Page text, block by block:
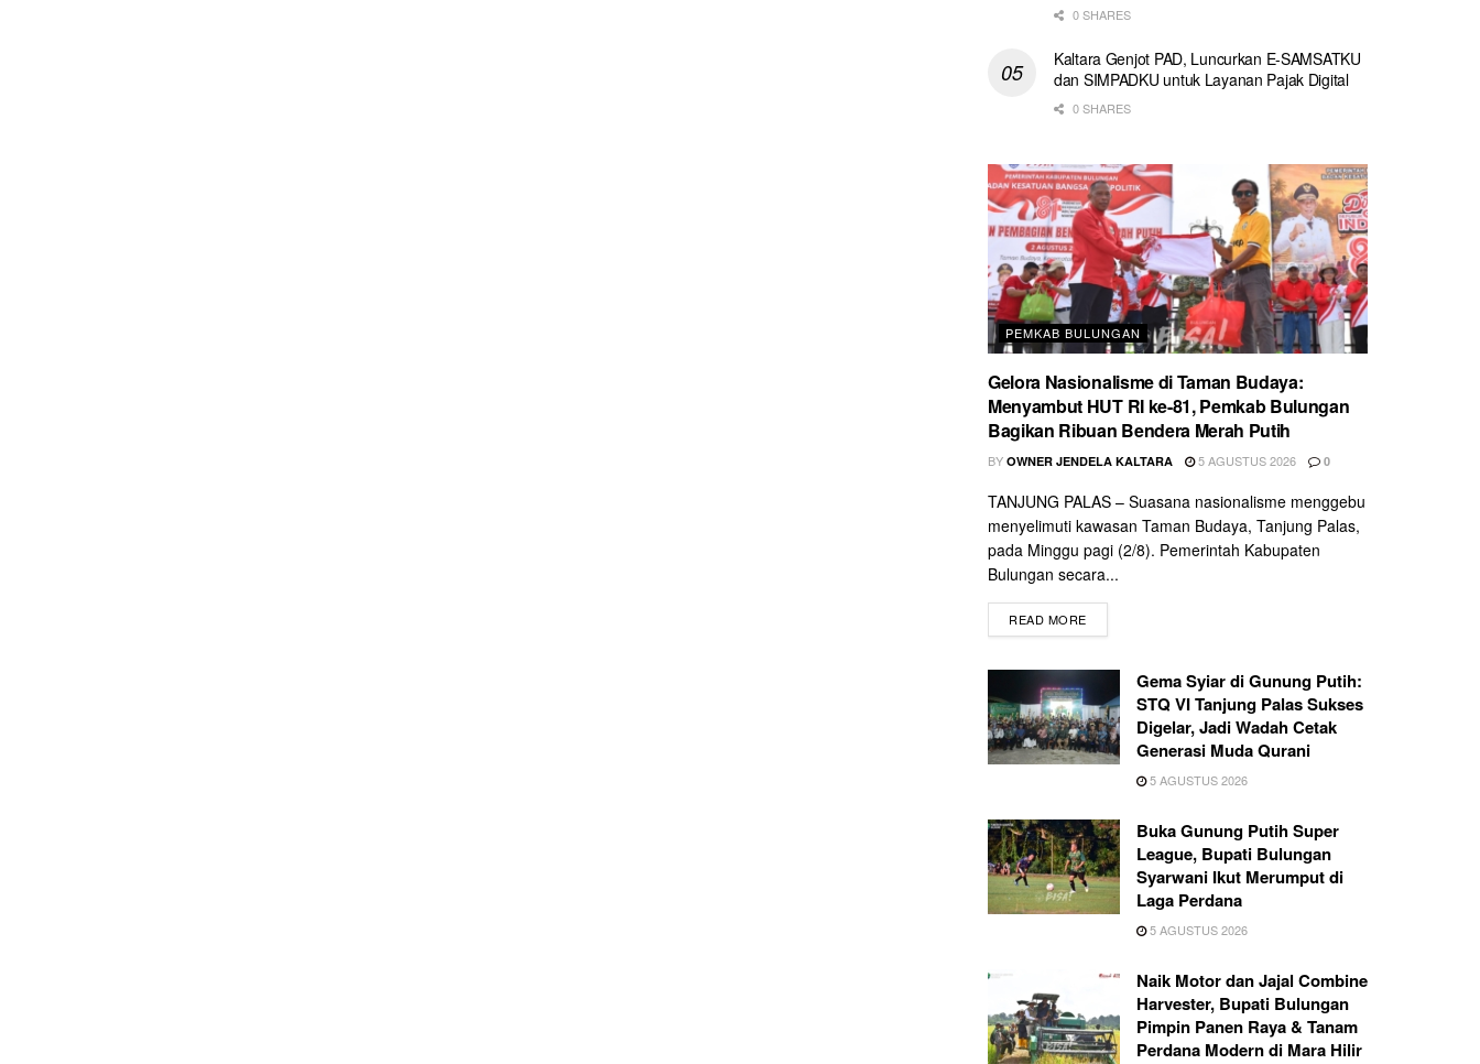
0 SHARES
Kaltara Genjot PAD, Luncurkan E-SAMSATKU
dan SIMPADKU untuk Layanan Pajak Digital
0 SHARES
PEMKAB BULUNGAN
Gelora Nasionalisme di Taman Budaya:
Menyambut HUT RI ke-81, Pemkab Bulungan
Bagikan Ribuan Bendera Merah Putih
BY OWNER JENDELA KALTARA 5 AGUSTUS 2026 0
TANJUNG PALAS – Suasana nasionalisme menggebu
menyelimuti kawasan Taman Budaya, Tanjung Palas,
pada Minggu pagi (2/8). Pemerintah Kabupaten
Bulungan secara...
READ MORE
Gema Syiar di Gunung Putih:
STQ VI Tanjung Palas Sukses
Digelar, Jadi Wadah Cetak
Generasi Muda Qurani
5 AGUSTUS 2026
Buka Gunung Putih Super
League, Bupati Bulungan
Syarwani Ikut Merumput di
Laga Perdana
5 AGUSTUS 2026
Naik Motor dan Jajal Combine
Harvester, Bupati Bulungan
Pimpin Panen Raya & Tanam
Perdana Modern di Mara Hilir